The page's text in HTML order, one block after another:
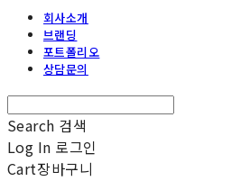
회사소개
브랜딩
포트폴리오
상담문의
Search 검색
Log In 로그인
Cart장바구니